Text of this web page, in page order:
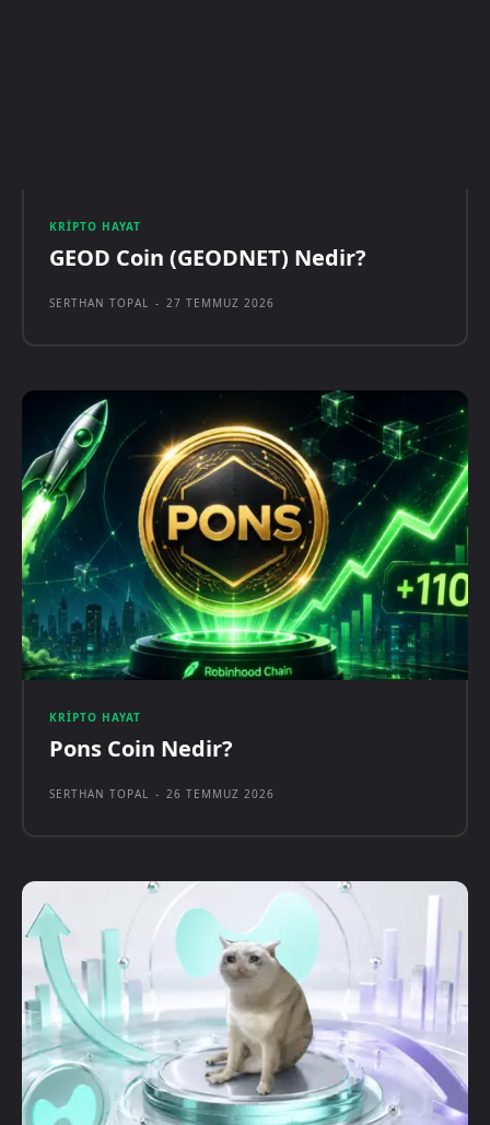
KRIPTO HAYAT
GEOD Coin (GEODNET) Nedir?
SERTHAN TOPAL - 27 TEMMUZ 2026
KRIPTO HAYAT
Pons Coin Nedir?
SERTHAN TOPAL - 26 TEMMUZ 2026